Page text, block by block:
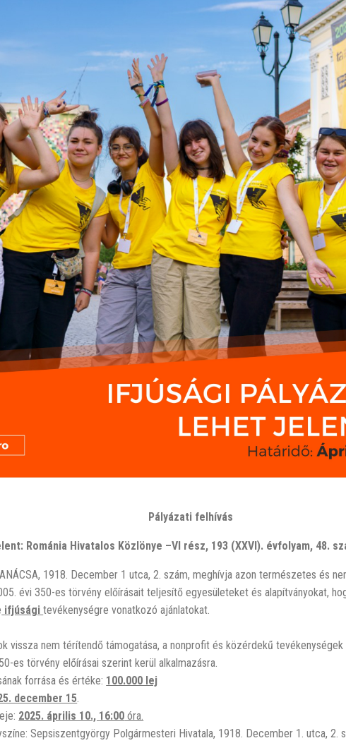
Pályázati felhívás
Románia Hivatalos Közlönye –VI rész, 193 (XXVI). évfolyam, 48.
1918. December 1 utca, 2. szám, meghívja azon természetes és
évi 350-es törvény előírásait teljesítő egyesületeket és alapítványokat,
ifjúságitevékenységre vonatkozó ajánlatokat.
vissza nem térítendő támogatása, a nonprofit és közérdekű
es törvény előírásai szerint kerül alkalmazásra.
forrása és értéke: 100.000 lej
december 15
2025. április 10., 16:00 óra.
Sepsiszentgyörgy Polgármesteri Hivatala, 1918. December 1. utca, 2.